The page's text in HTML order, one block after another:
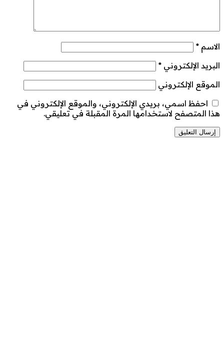
الاسم *
البريد الإلكتروني *
الموقع الإلكتروني
احفظ اسمي، بريدي الإلكتروني، والموقع الإلكتروني في
هذا المتصفح لاستخدامها المرة المقبلة في تعليقي.